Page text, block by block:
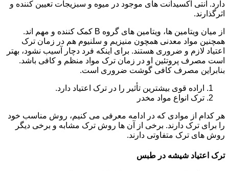
دارد. آنتی اکسیدانت های موجود در میوه و سبزیجات تعیین کننده و
اثرگذارند.
از میان ویتامین ها، ویتامین های گروه B کمک کننده و مهم اند.
همچنین مواد معدنی همچون منیزیم و سلنیوم هم در زمان ترک
اعتیاد لازم و ضروری هستند. برای اینکه فرد دچار آسیب نشود، بهتر
است مصرف پروتئین او در زمان ترک مواد منظم و کافی باشد.
بنابراین مصرف کافی گوشت ضروری است.
اراده قوی بیشترین تأثیر را در ترک اعتیاد دارد.
ترک انواع مواد مخدر
هر کدام از موادی که در ادامه معرفی می کنیم، روش مناسب خود
را برای ترک دارند. برخی از آن ها روش ترک مشابه و برخی دیگر
روش های ترک متفاوتی دارند.
ترک اعتیاد شیشه در طبس